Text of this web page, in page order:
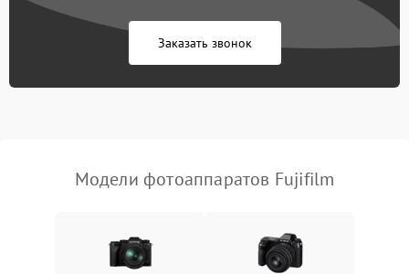
Заказать звонок
Модели фотоаппаратов Fujifilm